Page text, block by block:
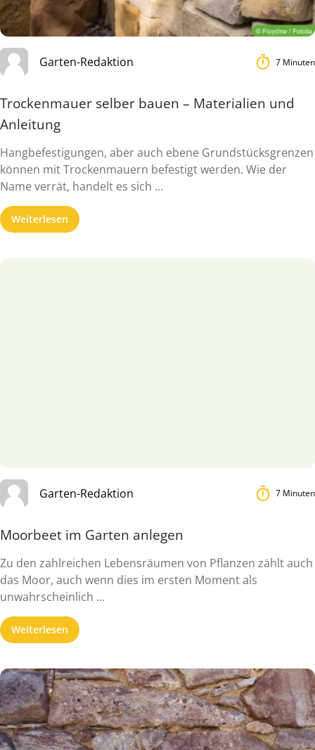
Garten-Redaktion 7 Minuten
Trockenmauer selber bauen – Materialien und
Anleitung
Hangbefestigungen, aber auch ebene Grundstücksgrenzen
können mit Trockenmauern befestigt werden. Wie der
Name verrät, handelt es sich ...
Weiterlesen
Garten-Redaktion 7 Minuten
Moorbeet im Garten anlegen
Zu den zahlreichen Lebensräumen von Pflanzen zählt auch
das Moor, auch wenn dies im ersten Moment als
unwahrscheinlich ...
Weiterlesen